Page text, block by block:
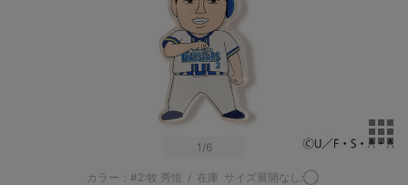
1 /6
カラー：#2:牧 秀悟 / 在庫 サイズ展開なし:◯